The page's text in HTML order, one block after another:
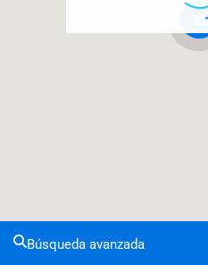
12
Búsqueda avanzada